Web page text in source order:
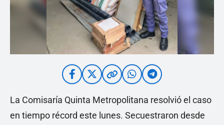
La Comisaría Quinta Metropolitana resolvió el caso
en tiempo récord este lunes. Secuestraron desde